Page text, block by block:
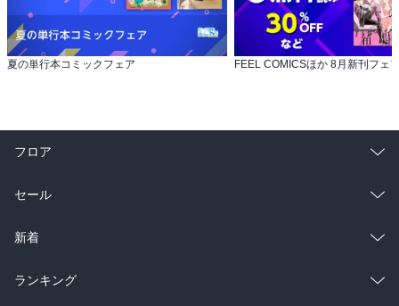
夏の単行本コミックフェア FEEL COMICSほか 8月新刊フェ
フロア
総合
ラノベ
雑誌・グラビア
セール
総合
ラノベ
新着
総合
ランキング